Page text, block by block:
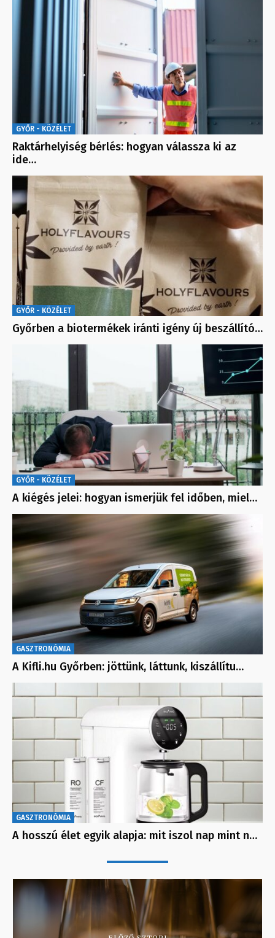
GYŐR - KÖZÉLET
Raktárhelyiség bérlés: hogyan válassza ki az
ide…
GYŐR - KÖZÉLET
Győrben a biotermékek iránti igény új beszállító…
GYŐR - KÖZÉLET
A kiégés jelei: hogyan ismerjük fel időben, miel…
GASZTRONÓMIA
A Kifli.hu Győrben: jöttünk, láttunk, kiszállítu…
GASZTRONÓMIA
A hosszú élet egyik alapja: mit iszol nap mint n…